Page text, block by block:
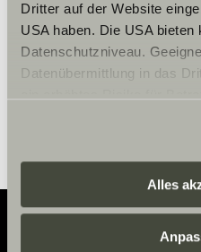
Dritter auf der Website
USA haben. Die USA bieten
Datenschutzniveau.
Datenübermittlung in das
zustehen. Eingesetzte
eigene Zwecke verarbeiten
zusammenführen. Weitere
Datenschutzerklärung
einzelne Cookies/Dienste in
Alles
Ajustes